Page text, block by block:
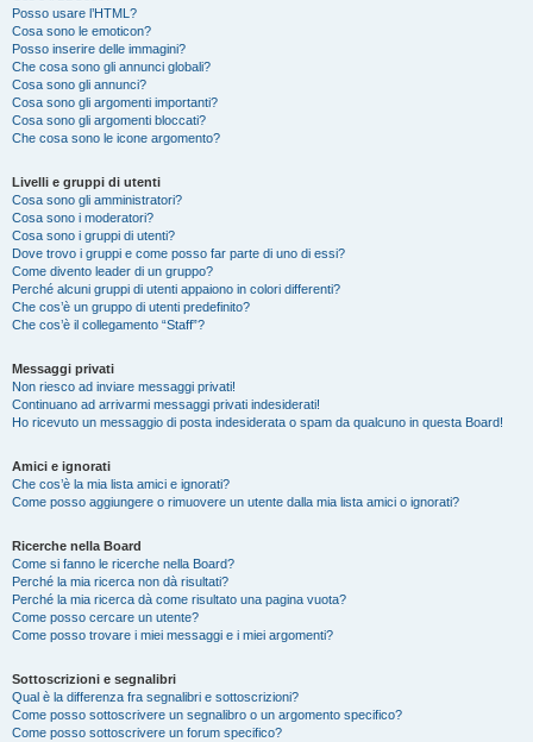
Posso usare l’HTML?
Cosa sono le emoticon?
Posso inserire delle immagini?
Che cosa sono gli annunci globali?
Cosa sono gli annunci?
Cosa sono gli argomenti importanti?
Cosa sono gli argomenti bloccati?
Che cosa sono le icone argomento?
Livelli e gruppi di utenti
Cosa sono gli amministratori?
Cosa sono i moderatori?
Cosa sono i gruppi di utenti?
Dove trovo i gruppi e come posso far parte di uno di essi?
Come divento leader di un gruppo?
Perché alcuni gruppi di utenti appaiono in colori differenti?
Che cos’è un gruppo di utenti predefinito?
Che cos’è il collegamento “Staff”?
Messaggi privati
Non riesco ad inviare messaggi privati!
Continuano ad arrivarmi messaggi privati indesiderati!
Ho ricevuto un messaggio di posta indesiderata o spam da qualcuno in questa Board!
Amici e ignorati
Che cos’è la mia lista amici e ignorati?
Come posso aggiungere o rimuovere un utente dalla mia lista amici o ignorati?
Ricerche nella Board
Come si fanno le ricerche nella Board?
Perché la mia ricerca non dà risultati?
Perché la mia ricerca dà come risultato una pagina vuota?
Come posso cercare un utente?
Come posso trovare i miei messaggi e i miei argomenti?
Sottoscrizioni e segnalibri
Qual è la differenza fra segnalibri e sottoscrizioni?
Come posso sottoscrivere un segnalibro o un argomento specifico?
Come posso sottoscrivere un forum specifico?